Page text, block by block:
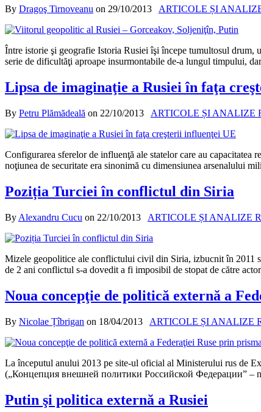
By Dragoş Tirnoveanu on 29/10/2013 ARTICOLE ȘI
Între istorie şi geografie Istoria Rusiei îşi începe tumultosul
serie de dificultăţi aproape insurmontabile de-a lungul timpului,
Lipsa de imaginaţie a Rusiei în faţa
By Petru Plămădeală on 22/10/2013 ARTICOLE ȘI ANALIZE
Configurarea sferelor de influenţă ale statelor care au capacitatea
noţiunea de securitate era sinonimă cu dimensiunea arsenalului
Poziția Turciei în conflictul din Siria
By Alexandru Cucu on 22/10/2013 ARTICOLE ȘI ANALIZE
Mizele geopolitice ale conflictului civil din Siria, izbucnit în 2011
de 2 ani conflictul s-a dovedit a fi imposibil de stopat de către
Noua concepţie de politică externă a
By Nicolae Țîbrigan on 18/04/2013 ARTICOLE ȘI ANALIZE
La începutul anului 2013 pe site-ul oficial al Ministerului rus de
(„Концепция внешней политики Российской Федерации” –
Putin şi politica externă a Rusiei